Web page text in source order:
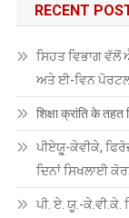
RECENT
ਸਿਹਤ ਵਿਭਾਗ
ਅਤੇ ਈ-ਵਿਨ
शिक्षा क्रांति के तहत
ਪੀਏਯੂੑ-ਕੇਵੀਕੇ,
ਦਿਨਾਂ ਸਿਖਲਾਈ
ਪੀ. ਏ. ਯੂ.-